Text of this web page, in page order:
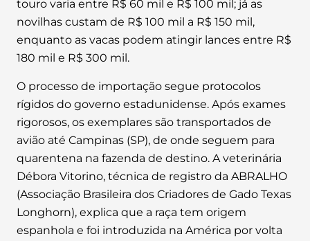
touro varia entre R$ 60 mil e R$ 100 mil; já as
novilhas custam de R$ 100 mil a R$ 150 mil,
enquanto as vacas podem atingir lances entre R$
180 mil e R$ 300 mil.
O processo de importação segue protocolos
rígidos do governo estadunidense. Após exames
rigorosos, os exemplares são transportados de
avião até Campinas (SP), de onde seguem para
quarentena na fazenda de destino. A veterinária
Débora Vitorino, técnica de registro da ABRALHO
(Associação Brasileira dos Criadores de Gado Texas
Longhorn), explica que a raça tem origem
espanhola e foi introduzida na América por volta